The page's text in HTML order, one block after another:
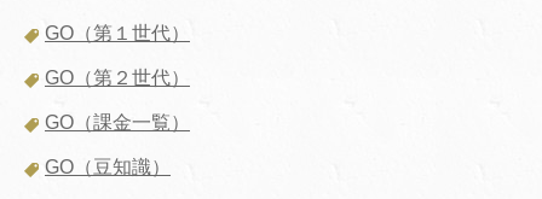
GO（第１世代）
GO（第２世代）
GO（課金一覧）
GO（豆知識）